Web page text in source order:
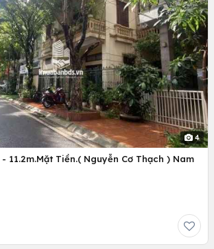
4
11.2m.Mặt Tiền.( Nguyễn Cơ Thạch ) Nam